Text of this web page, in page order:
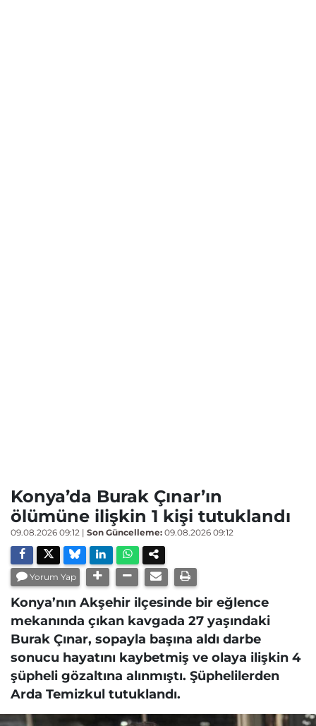
Konya’da Burak Çınar’ın
ölümüne ilişkin 1 kişi tutuklandı
09.08.2026 09:12 | Son Güncelleme: 09.08.2026 09:12
Yorum Yap
Konya’nın Akşehir ilçesinde bir eğlence
mekanında çıkan kavgada 27 yaşındaki
Burak Çınar, sopayla başına aldı darbe
sonucu hayatını kaybetmiş ve olaya ilişkin 4
şüpheli gözaltına alınmıştı. Şüphelilerden
Arda Temizkul tutuklandı.